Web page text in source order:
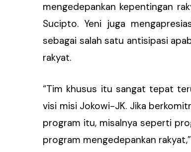
mengedepankan kepentingan
Sucipto. Yeni juga
sebagai salah satu antisipasi
rakyat.
“Tim khusus itu sangat tepat
visi misi Jokowi-JK. Jika
program itu, misalnya seperti
program mengedepankan